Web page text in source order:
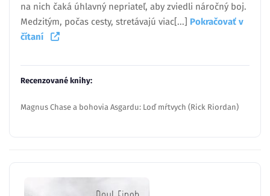
na nich čaká úhlavný nepriateľ, aby zviedli náročný boj.
Medzitým, počas cesty, stretávajú viac[...] Pokračovať v
čítaní
Recenzované knihy:
Magnus Chase a bohovia Asgardu: Loď mŕtvych (Rick Riordan)